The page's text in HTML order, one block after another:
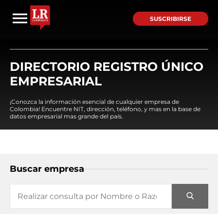
SUSCRIBIRSE
DIRECTORIO REGISTRO ÚNICO
EMPRESARIAL
¡Conozca la información esencial de cualquier empresa de
Colombia! Encuentre NIT, dirección, teléfono, y mas en la base de
datos empresarial mas grande del país.
Buscar empresa